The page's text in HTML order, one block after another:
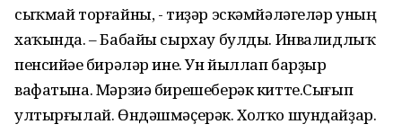
сыҡмай торғайны, - тиҙәр эскәмйәләгеләр уның
хаҡында. – Бабайы сырхау булды. Инвалидлыҡ
пенсийәһе бирәләр ине. Ун йыллап барҙыр
вафатына. Мәрзиә бирешеберәк китте.Сығып
ултырғылай. Өндәшмәҫерәк. Холҡо шундайҙар.